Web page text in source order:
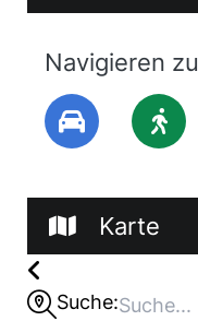
Navigieren zu
Karte
Suche: